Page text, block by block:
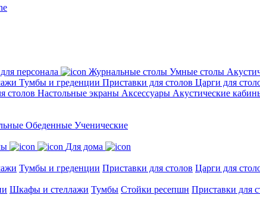
персонала Журнальные столы Умные столы
Тумбы и греденции Приставки для столов Царги для
столов Настольные экраны Аксессуары Акустические
Обеденные Ученические
Для дома
Тумбы и греденции Приставки для столов Царги для
Шкафы и стеллажи Тумбы Стойки ресепшн Приставки для